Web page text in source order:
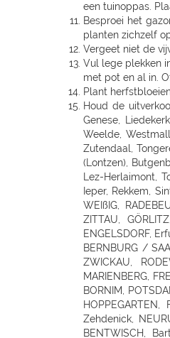
een tuinoppas.
Besproei het
planten zichzelf
Vergeet niet de
Vul lege plekken
met pot en al in.
Plant
Houd de uitverkoop in ons tuincentrum in Bierges, Chaumont Gistoux, Rosieres, Louvain-La-Neuve, Lillois-Witterzee, Sint-Pieters-Leeuw, Sint genesius rode, Rhode - Saint Genese, Liedekerke, Wemmel, Wolvertem, Wezembeek-Oppem, Zwijndrecht, Deurne, Ekeren (Antwerpen), Viersel, Massenhoven, Olen, O.L.V. Olen, Turnhout, Rijkevorsel, Weelde, Westmalle, Balen, Kontich, Kessel, Sint Katelijne Waver, Essen, Stabroek, Wuustwezel, Sint-Joris-Weert, Aarschot, Landen, Zoutleeuw, Zonhoven, Alken, Maaseik, Zutendaal, Tongeren, Sint-Truiden, Nieuwerkerken (Limb), Neerpelt, Lommel, Hamont-Achel, Hamont, Ham, Bree, Waremme, Saint-Georges-Sur-Meuse, Dalhem, Herbesthal (Lontzen), Butgenbach, Saint-Vith, Malmedy, Gembloux, Tamines, Naninne, Montignies Sur Sambre, Gozee, Beho Gouvy, Breuvanne, Aubange, Soignies, Carnieres, Chapelle-Lez-Herlaimont, Tournai, Barry (Tournai), Ath, Oostkamp, Sint-Andries, Sint-Andries Brugge, Gistel, Zwevegem, Wevelgem, Ruiselede, Ardooie, Lendelede, Dadizele, St Jan Ieper, Rekkem, Sint Niklaas, Beveren-Waas, Ninove, Meerbeke, BRAKEL, Zingem Huise, Deinze, Aalter, Lovendegem, Maldegem, Dresden - Gompitz, Dresden, SCHÖNFELD-WEIßIG, RADEBEUL, Radeberg, Ottendorf-